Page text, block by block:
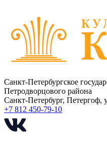
Санкт-Петербургское
Петродворцового района
Санкт-Петербург, Петергоф,
+7 812 450-79-10